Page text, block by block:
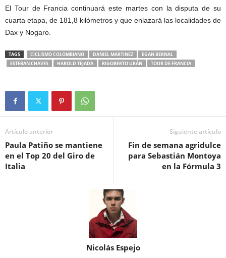
El Tour de Francia continuará este martes con la disputa de su
cuarta etapa, de 181,8 kilómetros y que enlazará las localidades de
Dax y Nogaro.
TAGS CICLISMO COLOMBIANO DANIEL MARTINEZ
EGAN BERNAL
ESTEBAN CHAVES
HAROLD TEJADA RIGOBERTO URÁN TOUR DE FRANCIA
Artículo anterior
Paula Patiño se mantiene
en el Top 20 del Giro de
Italia
Siguiente artículo
Fin de semana agridulce
para Sebastián Montoya
en la Fórmula 3
Nicolás Espejo